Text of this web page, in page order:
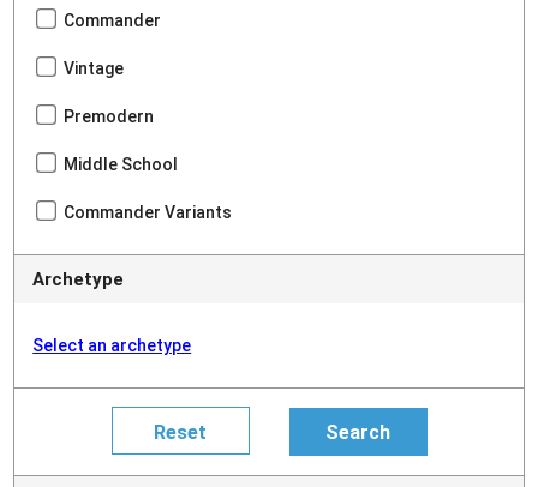
Commander
Vintage
Premodern
Middle School
Commander Variants
Archetype
Select an archetype